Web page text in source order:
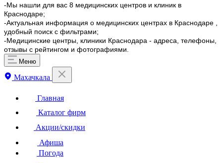
-Мы нашли для вас 8 медицинских центров и клиник в
Краснодаре;
-Актуальная информация о медицинских центрах в Краснодаре ,
удобный поиск с фильтрами;
-Медицинские центры, клиники Краснодара - адреса, телефоны,
отзывы с рейтингом и фотографиями.
Меню
Махачкала
Главная
Каталог фирм
Акции/скидки
Афиша
Погода